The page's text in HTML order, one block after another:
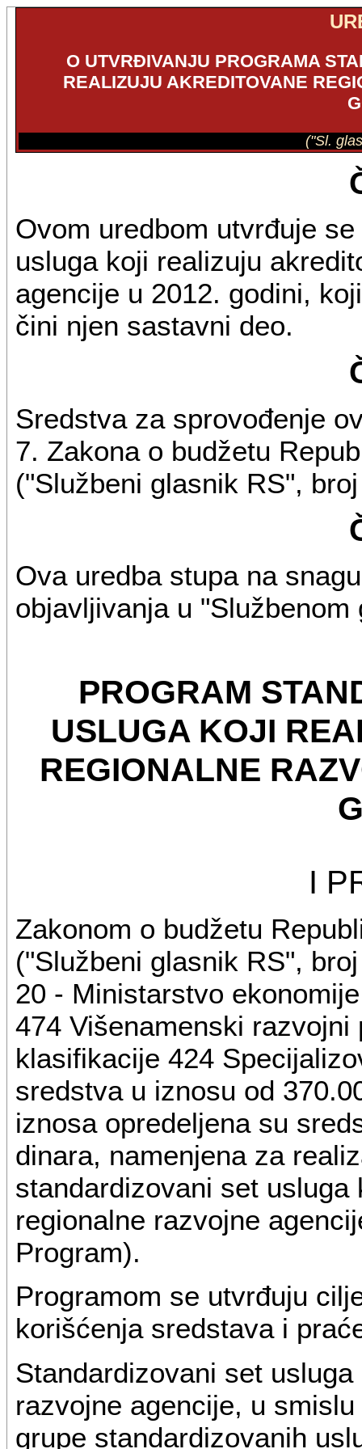
O UTVRĐIVANJU PROGRAMA
REALIZUJU AKREDITOVANE
("Sl.
Ovom uredbom utvrđuje
usluga koji realizuju
agencije u 2012. godini,
čini njen sastavni deo.
Sredstva za sprovođenje
7. Zakona o budžetu
("Službeni glasnik RS",
Ova uredba stupa na
objavljivanja u
PROGRAM
USLUGA KOJI
REGIONALNE
I
Zakonom o budžetu
("Službeni glasnik RS",
20 - Ministarstvo
474 Višenamenski
klasifikacije 424
sredstva u iznosu od
iznosa opredeljena su
dinara, namenjena za
standardizovani set
regionalne razvojne
Program).
Programom se utvrđuju
korišćenja sredstava i
Standardizovani set
razvojne agencije, u
grupe standardizovanih